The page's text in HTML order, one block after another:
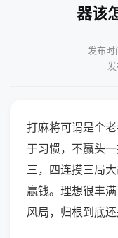
器该
发布
打麻将可谓是个
于习惯，不赢头
三，四连摸三局
赢钱。理想很丰
风局，归根到底还